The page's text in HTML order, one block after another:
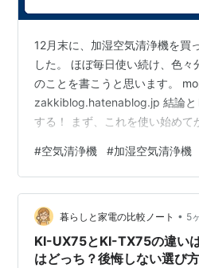
12月末に、加湿空気清浄機を買
した。 ほぼ毎日使い続け、色々
のことを書こうと思います。
zakkiblog.hatenablog.jp 結論と
する！ まず、これを使い始めて
てきたかも、のどに少し違和感
ったのですが、この空気清浄機
には至りませんでした(なめて
と思います)。 私も、一回鼻が
た日があったのですが、同じく
た。 もちろんただの…
#空気清浄機 #加湿空気清浄機
暮らしと家電の比較ノート • 5
KI-UX75とKI-TX75の違い
はどっち？後悔しない選び方